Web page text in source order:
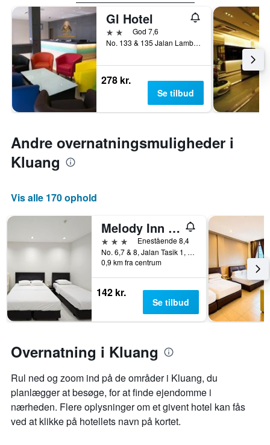
Gl Hotel
2 stjernerGod 7,6
No. 133 & 135 Jalan Lambak, Kluang, Malaysia
278 kr.
Se tilbud
Andre overnatningsmuligheder i
Kluang
Vis alle 170 ophold
Melody Inn Hotel
3 stjernerEnestående 8,4
No. 6,7 & 8, Jalan Tasik 1, Kluang, Malaysia
0,9 km fra centrum
142 kr.
Se tilbud
Overnatning i Kluang
Rul ned og zoom ind på de områder i Kluang, du
planlægger at besøge, for at finde ejendomme i
nærheden. Flere oplysninger om et givent hotel kan fås
ved at klikke på hotellets navn på kortet.